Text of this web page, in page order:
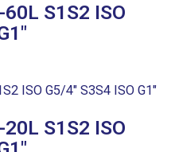
S1S2 ISO
S1S2 ISO